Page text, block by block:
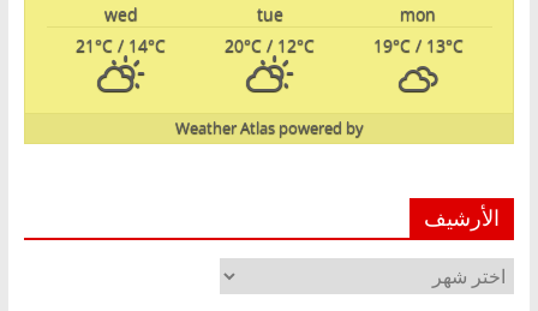
mon
tue
wed
19°C/ 13°C
20°C / 12°C
21°C / 14°C
powered by
Weather Atlas
الأرشيف
الأرشيف